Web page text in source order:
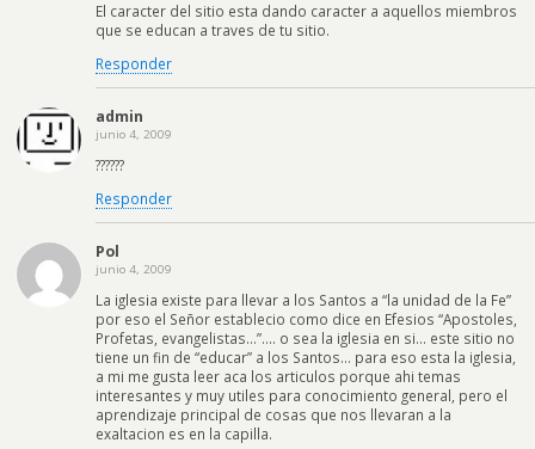
El caracter del sitio esta dando caracter a aquellos miembros
que se educan a traves de tu sitio.
Responder
admin
junio 4, 2009
??????
Responder
Pol
junio 4, 2009
La iglesia existe para llevar a los Santos a “la unidad de la Fe”
por eso el Señor establecio como dice en Efesios “Apostoles,
Profetas, evangelistas…”…. o sea la iglesia en si… este sitio no
tiene un fin de “educar” a los Santos… para eso esta la iglesia,
a mi me gusta leer aca los articulos porque ahi temas
interesantes y muy utiles para conocimiento general, pero el
aprendizaje principal de cosas que nos llevaran a la
exaltacion es en la capilla.